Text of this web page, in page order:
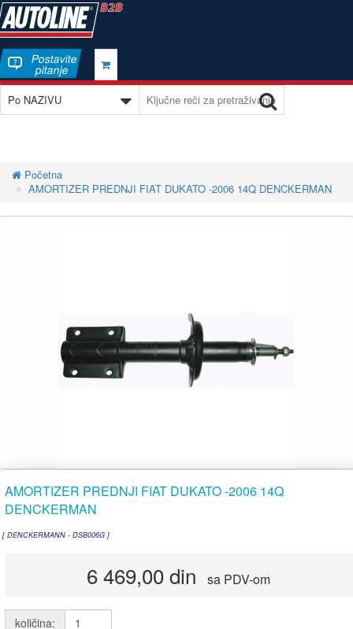
Postavite
pitanje
Početna
AMORTIZER PREDNJI FIAT DUKATO -2006 14Q DENCKERMAN
AMORTIZER PREDNJI FIAT DUKATO -2006 14Q
DENCKERMAN
[ DENCKERMANN - DSB006G ]
6 469,00 dinsa PDV-om
količina: